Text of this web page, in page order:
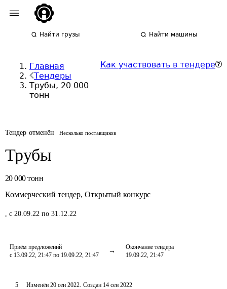
Найти грузы Найти машины
Главная
Тендеры
Трубы, 20 000
тонн
Как участвовать в тендере
Тендер отменён Несколько поставщиков
Трубы
20 000 тонн
Коммерческий тендер, Открытый конкурс
, с 20.09.22 по 31.12.22
Приём предложений
с 13.09.22, 21:47 по 19.09.22, 21:47
Окончание тендера
19.09.22, 21:47
5 Изменён 20 сен 2022. Создан 14 сен 2022